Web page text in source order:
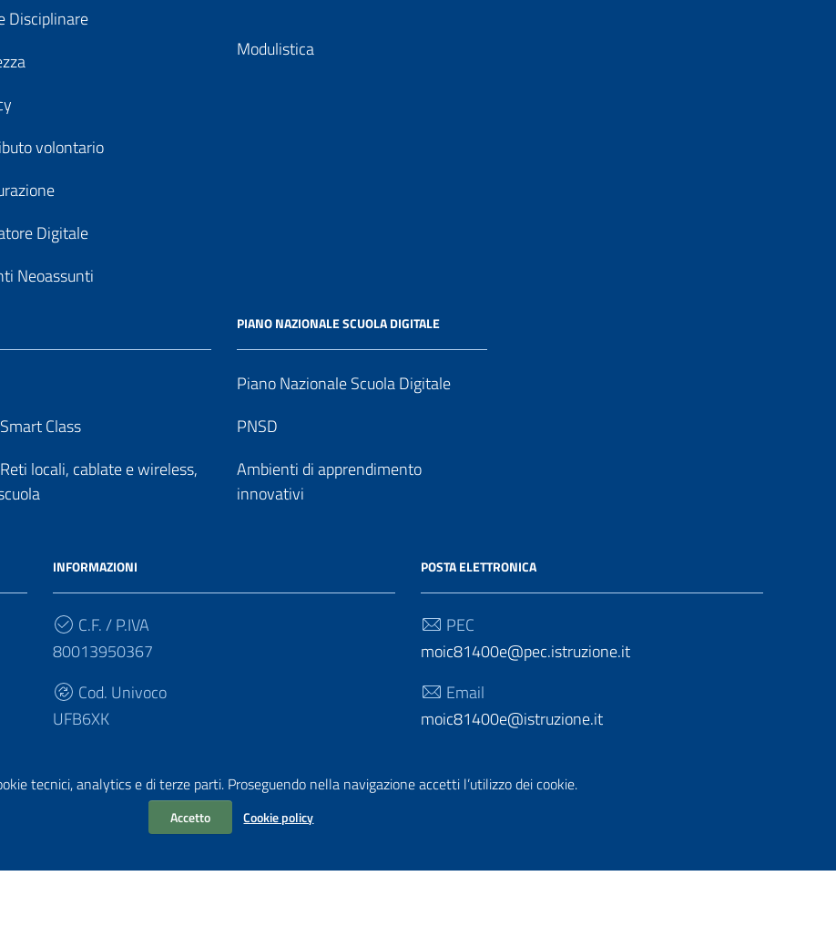
tecnici, analytics e di terze parti. Proseguendo nella navigazione accetti l’utilizzo dei cookie.
Accetto Cookie policy
Disciplinare
volontario
Digitale
Neoassunti
Modulistica
Class
locali, cablate e wireless,
PIANO NAZIONALE SCUOLA DIGITALE
Piano Nazionale Scuola Digitale
PNSD
Ambienti di apprendimento
innovativi
INFORMAZIONI
C.F. / P.IVA
80013950367
Cod. Univoco
UFB6XK
POSTA ELETTRONICA
PEC
moic81400e@pec.istruzione.it
Email
moic81400e@istruzione.it